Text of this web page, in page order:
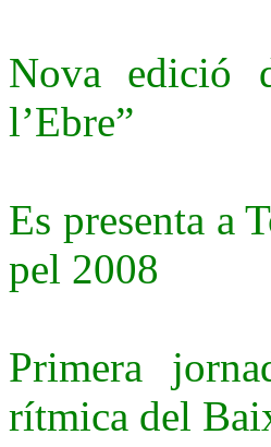
Nova edició
l’Ebre”
Es presenta a
pel 2008
Primera
rítmica del